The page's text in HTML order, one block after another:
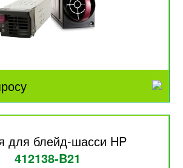
для блейд-шасси HP
412138-B21